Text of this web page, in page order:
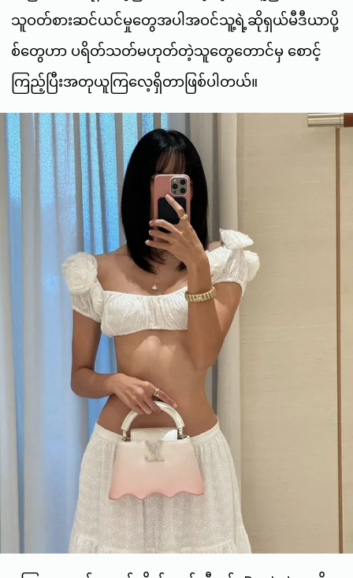
သူဝတ်စားဆင်ယင်မှုတွေအပါအဝင်သူ့ရဲ့ဆိုရှယ်မီဒီယာပို့
စ်တွေဟာ ပရိတ်သတ်မဟုတ်တဲ့သူတွေတောင်မှ စောင့်
ကြည့်ပြီးအတုယူကြလေ့ရှိတာဖြစ်ပါတယ်။